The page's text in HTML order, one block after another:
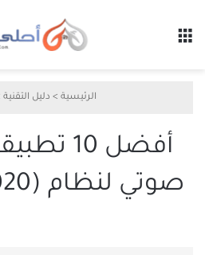
الرئيسية > دليل التقنية
أفضل
صوتي لنظام Android (2020)